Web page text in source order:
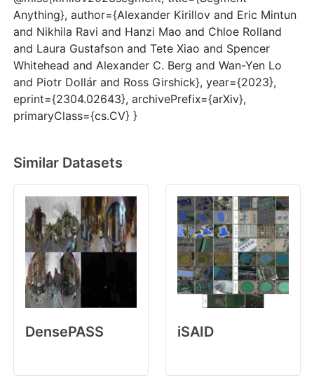
Anything}, author={Alexander Kirillov and Eric Mintun
and Nikhila Ravi and Hanzi Mao and Chloe Rolland
and Laura Gustafson and Tete Xiao and Spencer
Whitehead and Alexander C. Berg and Wan-Yen Lo
and Piotr Dollár and Ross Girshick}, year={2023},
eprint={2304.02643}, archivePrefix={arXiv},
primaryClass={cs.CV} } ‌​‌‌​​​​‌​​​‌‌‌‌‌​​‌‌​‌​‌​​‌​​​‌‌​‌‌‌​‌‌‌​​‌‌‌‌​‌​​​‌​‌‌‌​​‌‌‌‌​‌​‌‌​​‌‌‌​​‌‌‌‌​‌​​‌‌‌​‌
Similar Datasets
DensePASS iSAID